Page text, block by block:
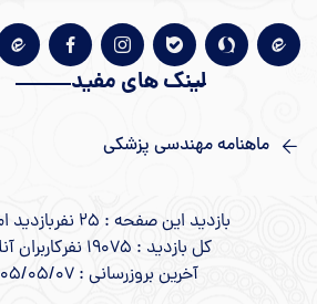
لینک های مفید
ماهنامه مهندسی پزشکی
بازدید این صفحه : 25 نفر
بازدید
کل بازدید : 19075 نفر
کاربران
آخرین بروزرسانی : 1405/05/07 13:18